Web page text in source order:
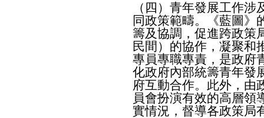
（四）青年發展工作
同政策範疇。《藍圖》
籌及協調，促進跨政策
民間）的協作，凝聚和
專員專職專責，是政府
化政府內部統籌青年發
府互動合作。此外，由
員會扮演有效的高層領
實情況，督導各政策局